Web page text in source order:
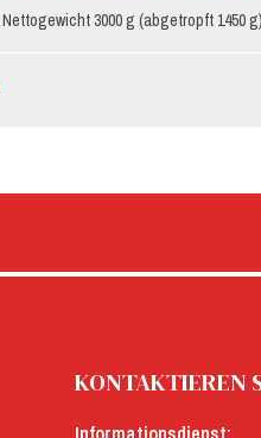
3000 g (abgetropft 1450 g)
KONTAKTIEREN